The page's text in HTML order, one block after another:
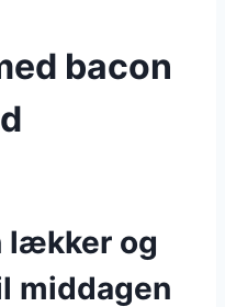
bacon
lækker og
middagen